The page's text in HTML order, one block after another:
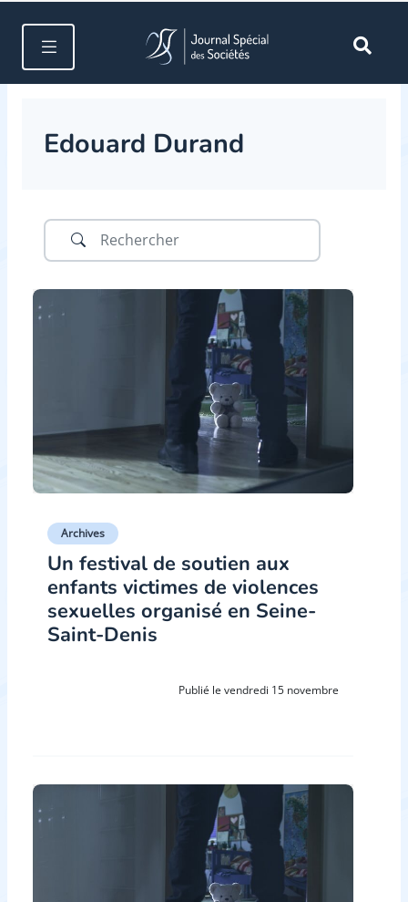
Edouard Durand
Archives
Un festival de soutien aux
enfants victimes de violences
sexuelles organisé en Seine-
Saint-Denis
Publié le vendredi 15 novembre